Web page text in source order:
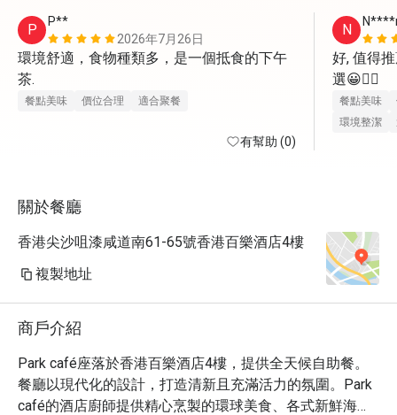
P
P**
2026年7月26日
環境舒適，食物種類多，是一個抵食的下午
茶.
餐點美味 價位合理 適合聚餐
有幫助 (0)
N
好, 值得
選😀👍🏼
餐點美味
環境整潔
關於餐廳
香港尖沙咀漆咸道南61-65號香港百樂酒店4樓
複製地址
商戶介紹
Park café座落於香港百樂酒店4樓，提供全天候自助餐。
餐廳以現代化的設計，打造清新且充滿活力的氛圍。Park
café的酒店廚師提供精心烹製的環球美食、各式新鮮海